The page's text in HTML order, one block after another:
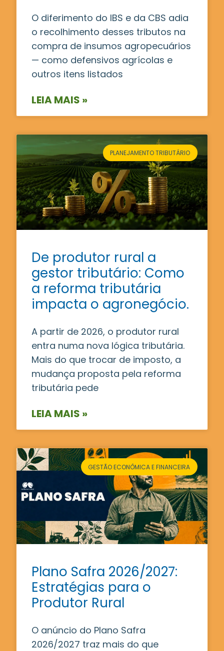
O diferimento do IBS e da CBS adia
o recolhimento desses tributos na
compra de insumos agropecuários
— como defensivos agrícolas e
outros itens listados
LEIA MAIS »
PLANEJAMENTO TRIBUTÁRIO
De produtor rural a
gestor tributário: Como
a reforma tributária
impacta o agronegócio.
A partir de 2026, o produtor rural
entra numa nova lógica tributária.
Mais do que trocar de imposto, a
mudança proposta pela reforma
tributária pede
LEIA MAIS »
GESTÃO ECONÔMICA E FINANCEIRA
Plano Safra 2026/2027:
Estratégias para o
Produtor Rural
O anúncio do Plano Safra
2026/2027 traz mais do que